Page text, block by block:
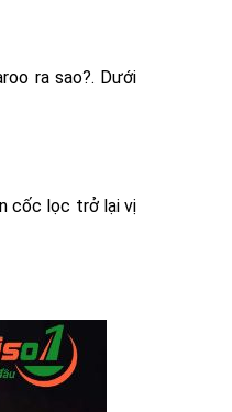
ra sao?. Dưới
cốc lọc trở lại vị